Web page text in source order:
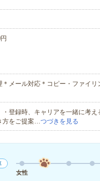
＊メール対応＊コピー・ファイ
登録時、キャリアを一緒に考え
方をご提案…つづきを見る
女性